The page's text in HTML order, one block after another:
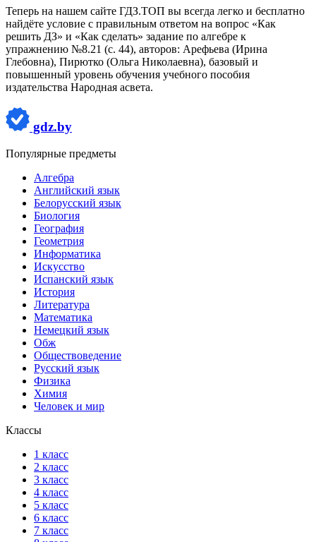
Теперь на нашем сайте ГДЗ.ТОП вы всегда легко и бесплатно
найдёте условие с правильным ответом на вопрос «Как
решить ДЗ» и «Как сделать» задание по алгебре к
упражнению №8.21 (с. 44), авторов: Арефьева (Ирина
Глебовна), Пирютко (Ольга Николаевна), базовый и
повышенный уровень обучения учебного пособия
издательства Народная асвета.
gdz.by
Популярные предметы
Алгебра
Английский язык
Белорусский язык
Биология
География
Геометрия
Информатика
Искусство
Испанский язык
История
Литература
Математика
Немецкий язык
Обж
Обществоведение
Русский язык
Физика
Химия
Человек и мир
Классы
1 класс
2 класс
3 класс
4 класс
5 класс
6 класс
7 класс